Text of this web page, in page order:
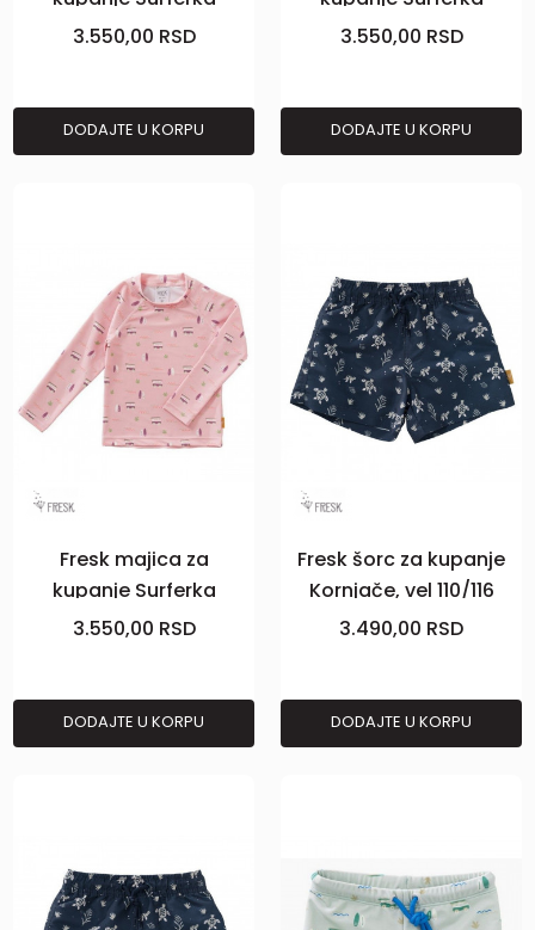
devojčica 110/116
3.550,00 RSD
DODAJTE U KORPU
devojčica 74/80
3.550,00 RSD
DODAJTE U KORPU
Fresk majica za
kupanje Surferka
devojčica 86/92
3.550,00 RSD
DODAJTE U KORPU
Fresk šorc za kupanje
Kornjače, vel 110/116
3.490,00 RSD
DODAJTE U KORPU